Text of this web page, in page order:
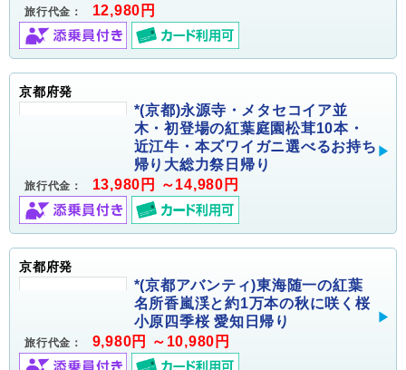
旅行代金： 12,980円
京都府発
*(京都)永源寺・メタセコイア並
木・初登場の紅葉庭園松茸10本・
近江牛・本ズワイガニ選べるお持ち
帰り大総力祭日帰り
旅行代金： 13,980円 ～14,980円
京都府発
*(京都アバンティ)東海随一の紅葉
名所香嵐渓と約1万本の秋に咲く桜
小原四季桜 愛知日帰り
旅行代金： 9,980円 ～10,980円